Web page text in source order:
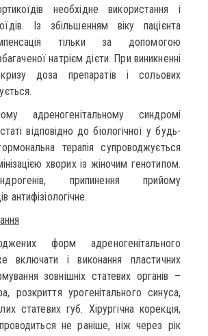
необхідне використання і
Із збільшенням віку пацієнта
тільки за допомогою
натрієм дієти. При виникненні
доза препаратів і сольових
адреногенітальному синдромі
відповідно до біологічної у будь-
терапія супроводжується
хворих із жіночим генотипом.
припинення прийому
антифізіологічне.
форм адреногенітального
включати і виконання пластичних
зовнішніх статевих органів –
розкриття урогенітального синуса,
статевих губ. Хірургічна корекція,
не раніше, ніж через рік